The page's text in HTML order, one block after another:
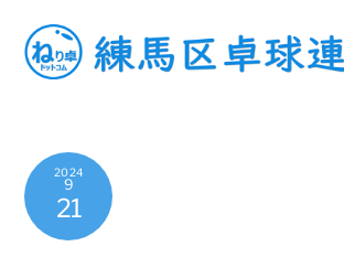
content
2024
9
21